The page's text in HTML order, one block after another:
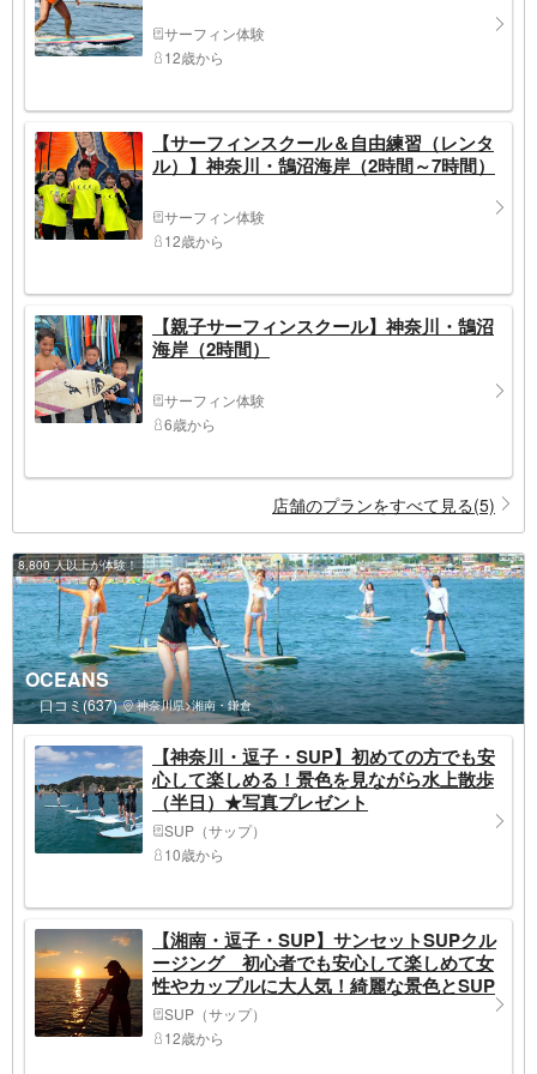
サーフィン体験
12歳から
【サーフィンスクール＆自由練習（レンタ
ル）】神奈川・鵠沼海岸（2時間～7時間）
サーフィン体験
12歳から
【親子サーフィンスクール】神奈川・鵠沼
海岸（2時間）
サーフィン体験
6歳から
店舗のプランをすべて見る(5)
8,800 人以上が体験！
OCEANS
口コミ(637) 神奈川県>湘南・鎌倉
【神奈川・逗子・SUP】初めての方でも安
心して楽しめる！景色を見ながら水上散歩
（半日）★写真プレゼント
SUP（サップ）
10歳から
【湘南・逗子・SUP】サンセットSUPクル
ージング 初心者でも安心して楽しめて女
性やカップルに大人気！綺麗な景色とSUP
を楽しんでください！!
SUP（サップ）
12歳から